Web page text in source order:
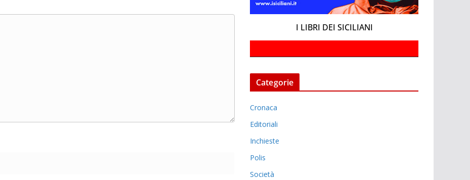
I LIBRI DEI SICILIANI
Categorie
Cronaca
Editoriali
Inchieste
Polis
Società